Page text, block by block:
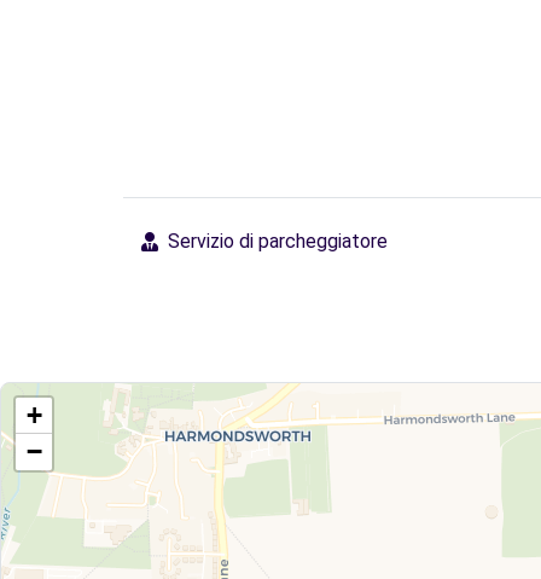
Servizio di parcheggiatore
+
−